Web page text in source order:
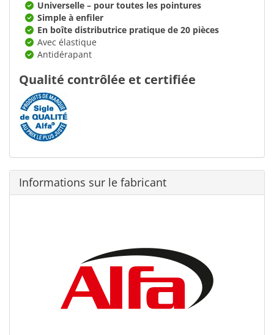
Universelle – pour toutes les pointures
Simple à enfiler
En boîte distributrice pratique de 20 pièces
Avec élastique
Antidérapant
Qualité contrôlée et certifiée
Informations sur le fabricant